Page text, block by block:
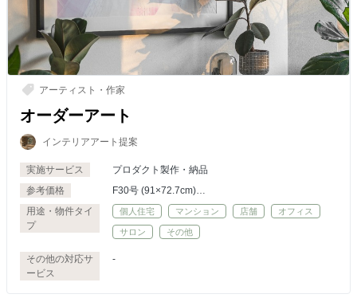
アーティスト・作家
オーダーアート
インテリアアート提案
実施サービス
プロダクト製作・納品
参考価格
F30号 (91×72.7cm)
500,000円
F15号 (65.2×53cm)
400,000円
350,000円
用途・物件タイ
プ
個人住宅 マンション 店舗 オフィス
サロン その他
その他の対応サ
ービス
-